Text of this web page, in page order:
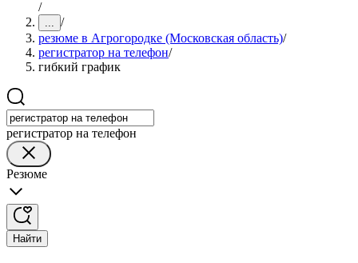
/
... /
резюме в Агрогородке (Московская область)/
регистратор на телефон/
гибкий график
регистратор на телефон
Резюме
Найти